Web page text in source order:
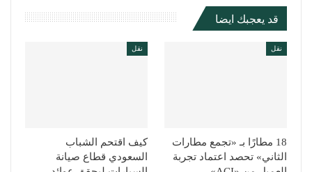
قد يعجبك ايضا
نقل
18 مطارًا بـ «تجمع مطارات
الثاني» تحصد اعتماد تجربة
نقل
كيف اقتحم الشباب
السعودي قطاع صيانة